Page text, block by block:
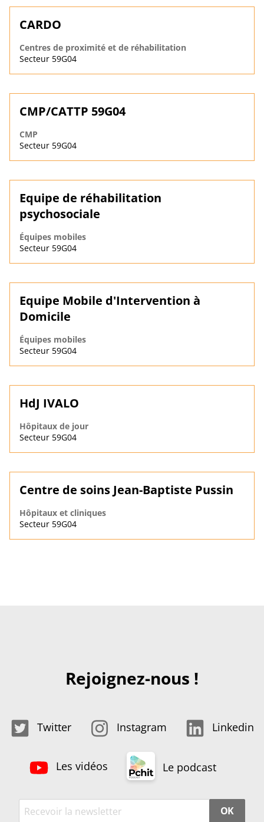
CARDO
Centres de proximité et de réhabilitation
Secteur 59G04
CMP/CATTP 59G04
CMP
Secteur 59G04
Equipe de réhabilitation
psychosociale
Équipes mobiles
Secteur 59G04
Equipe Mobile d'Intervention à
Domicile
Équipes mobiles
Secteur 59G04
HdJ IVALO
Hôpitaux de jour
Secteur 59G04
Centre de soins Jean-Baptiste Pussin
Hôpitaux et cliniques
Secteur 59G04
Rejoignez-nous !
Twitter Instagram Linkedin
Les vidéos Le podcast
OK